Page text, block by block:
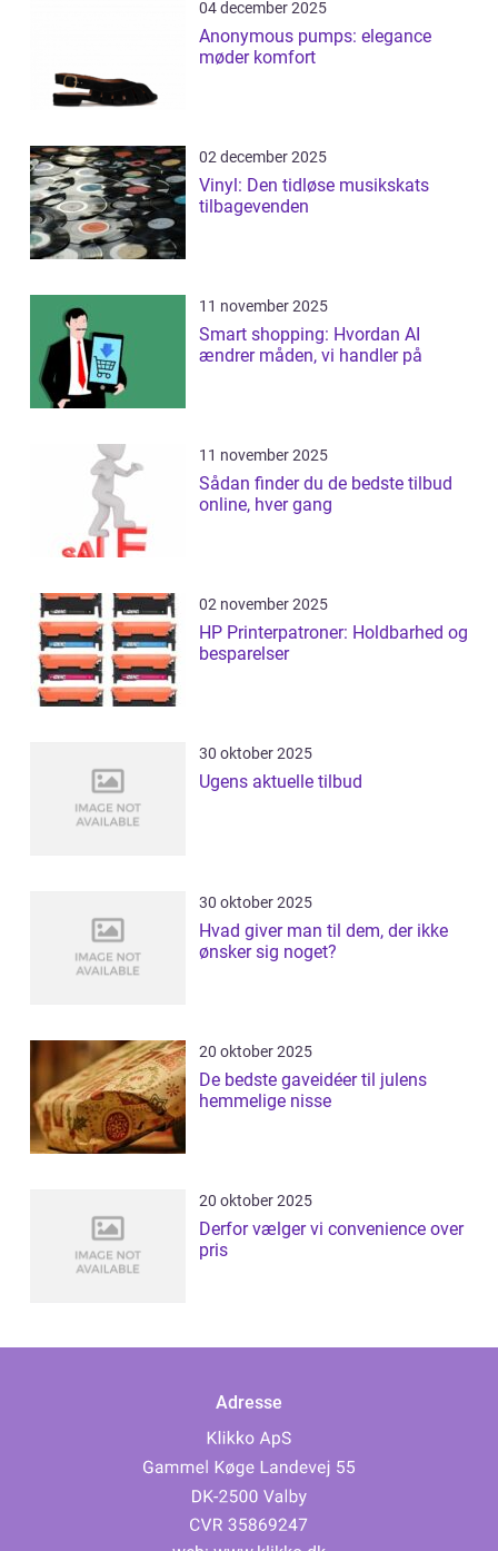
04 december 2025
Anonymous pumps: elegance
møder komfort
02 december 2025
Vinyl: Den tidløse musikskats
tilbagevenden
11 november 2025
Smart shopping: Hvordan AI
ændrer måden, vi handler på
11 november 2025
Sådan finder du de bedste tilbud
online, hver gang
02 november 2025
HP Printerpatroner: Holdbarhed og
besparelser
30 oktober 2025
Ugens aktuelle tilbud
30 oktober 2025
Hvad giver man til dem, der ikke
ønsker sig noget?
20 oktober 2025
De bedste gaveidéer til julens
hemmelige nisse
20 oktober 2025
Derfor vælger vi convenience over
pris
Adresse